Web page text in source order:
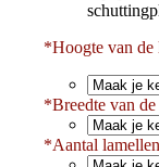
*Hoogte van de
*Breedte van
*Aantal lamellen